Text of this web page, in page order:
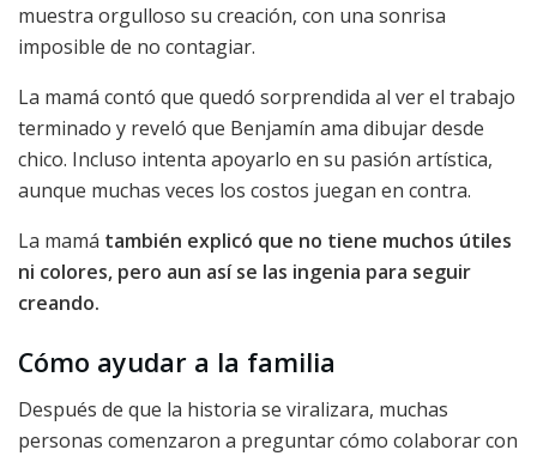
muestra orgulloso su creación, con una sonrisa
imposible de no contagiar.
La mamá contó que quedó sorprendida al ver el trabajo
terminado y reveló que Benjamín ama dibujar desde
chico. Incluso intenta apoyarlo en su pasión artística,
aunque muchas veces los costos juegan en contra.
La mamá también explicó que no tiene muchos útiles
ni colores, pero aun así se las ingenia para seguir
creando.
Cómo ayudar a la familia
Después de que la historia se viralizara, muchas
personas comenzaron a preguntar cómo colaborar con